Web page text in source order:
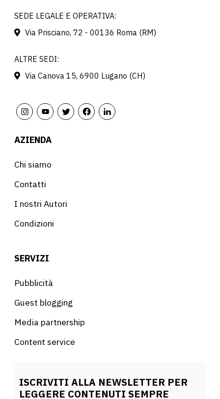
SEDE LEGALE E OPERATIVA:
Via Prisciano, 72 - 00136 Roma (RM)
ALTRE SEDI:
Via Canova 15, 6900 Lugano (CH)
AZIENDA
Chi siamo
Contatti
I nostri Autori
Condizioni
SERVIZI
Pubblicità
Guest blogging
Media partnership
Content service
ISCRIVITI ALLA NEWSLETTER PER
LEGGERE CONTENUTI SEMPRE